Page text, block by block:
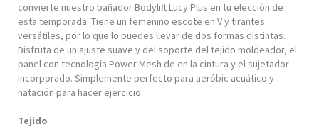
convierte nuestro bañador Bodylift Lucy Plus en tu elección de
esta temporada. Tiene un femenino escote en V y tirantes
versátiles, por lo que lo puedes llevar de dos formas distintas.
Disfruta de un ajuste suave y del soporte del tejido moldeador, el
panel con tecnología Power Mesh de en la cintura y el sujetador
incorporado. Simplemente perfecto para aeróbic acuático y
natación para hacer ejercicio.
Tejido